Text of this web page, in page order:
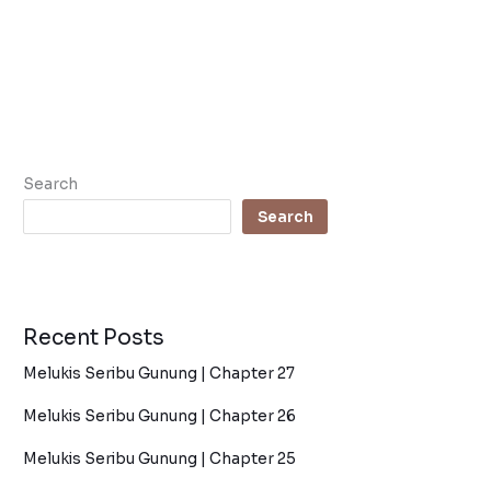
Search
Search
Recent Posts
Melukis Seribu Gunung | Chapter 27
Melukis Seribu Gunung | Chapter 26
Melukis Seribu Gunung | Chapter 25